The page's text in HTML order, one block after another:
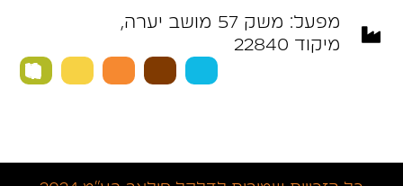
מפעל: ‬משק‭ ‬57‭ ‬מושב‭ ‬יערה,
מיקוד 22840 ‭